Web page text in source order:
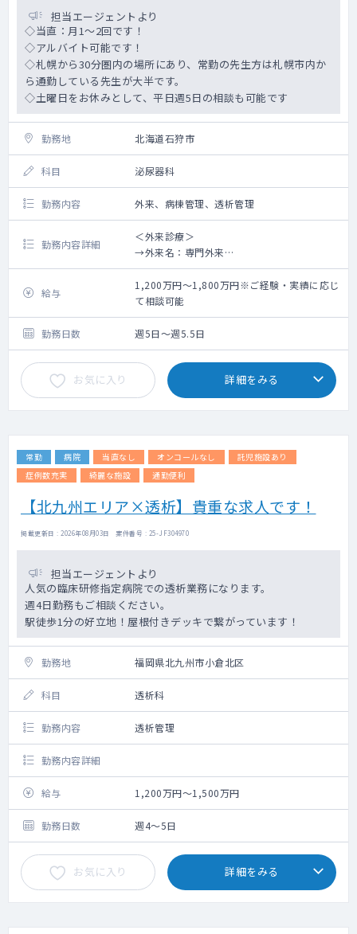
担当エージェントより
◇当直：月1～2回です！
◇アルバイト可能です！
◇札幌から30分圏内の場所にあり、常勤の先生方は札幌市内か
ら通勤している先生が大半です。
◇土曜日をお休みとして、平日週5日の相談も可能です
勤務地 北海道石狩市
科目 泌尿器科
勤務内容 外来、病棟管理、透析管理
勤務内容詳細
＜外来診療＞
→外来名：専門外来
→担当コマ数：週3～4コマ
→外来患者数：1コマ20名程度
＜病棟管理＞
→担当病床：一般
→患者数 ：10名程度
→夜間看取り：主治医が対応・当直医が対応
＜透析管理＞
→担当コマ数：週3～4コマ
給与
1,200万円～1,800万円※ご経験・実績に応じ
て相談可能
勤務日数 週5日～週5.5日
お気に入り 詳細をみる
常勤 病院 当直なし オンコールなし
託児施設あり
症例数充実
綺麗な施設 通勤便利
【北九州エリア×透析】貴重な求人です！
掲載更新日 : 2026年08月03日 案件番号 : 25-JF304970
担当エージェントより
人気の臨床研修指定病院での透析業務になります。
週4日勤務もご相談ください。
駅徒歩1分の好立地！屋根付きデッキで繋がっています！
勤務地 福岡県北九州市小倉北区
科目 透析科
勤務内容 透析管理
勤務内容詳細
給与 1,200万円～1,500万円
勤務日数 週4～5日
お気に入り 詳細をみる